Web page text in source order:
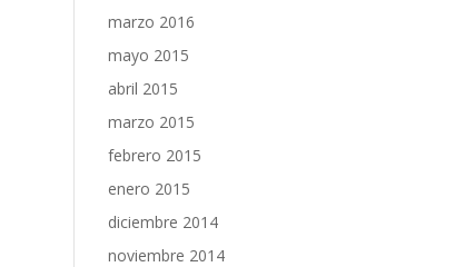
marzo 2016
mayo 2015
abril 2015
marzo 2015
febrero 2015
enero 2015
diciembre 2014
noviembre 2014